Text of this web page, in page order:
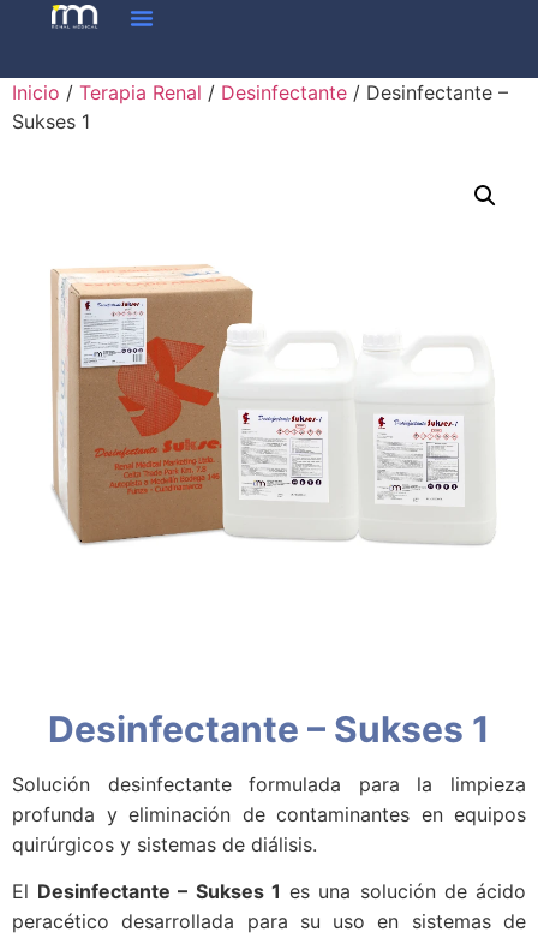
Inicio / Terapia Renal / Desinfectante / Desinfectante –
Sukses 1
Desinfectante – Sukses 1
Solución desinfectante formulada para la limpieza
profunda y eliminación de contaminantes en equipos
quirúrgicos y sistemas de diálisis.
El Desinfectante – Sukses 1 es una solución de ácido
peracético desarrollada para su uso en sistemas de